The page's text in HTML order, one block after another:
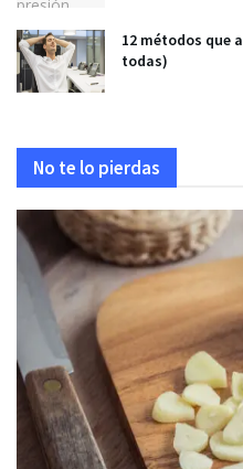
12 métodos que
todas)
No te lo pierdas